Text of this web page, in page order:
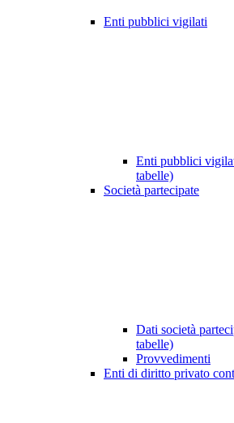
Enti pubblici vigilati
Enti pubblici
tabelle)
Società partecipate
Dati società
tabelle)
Provvedimenti
Enti di diritto privato